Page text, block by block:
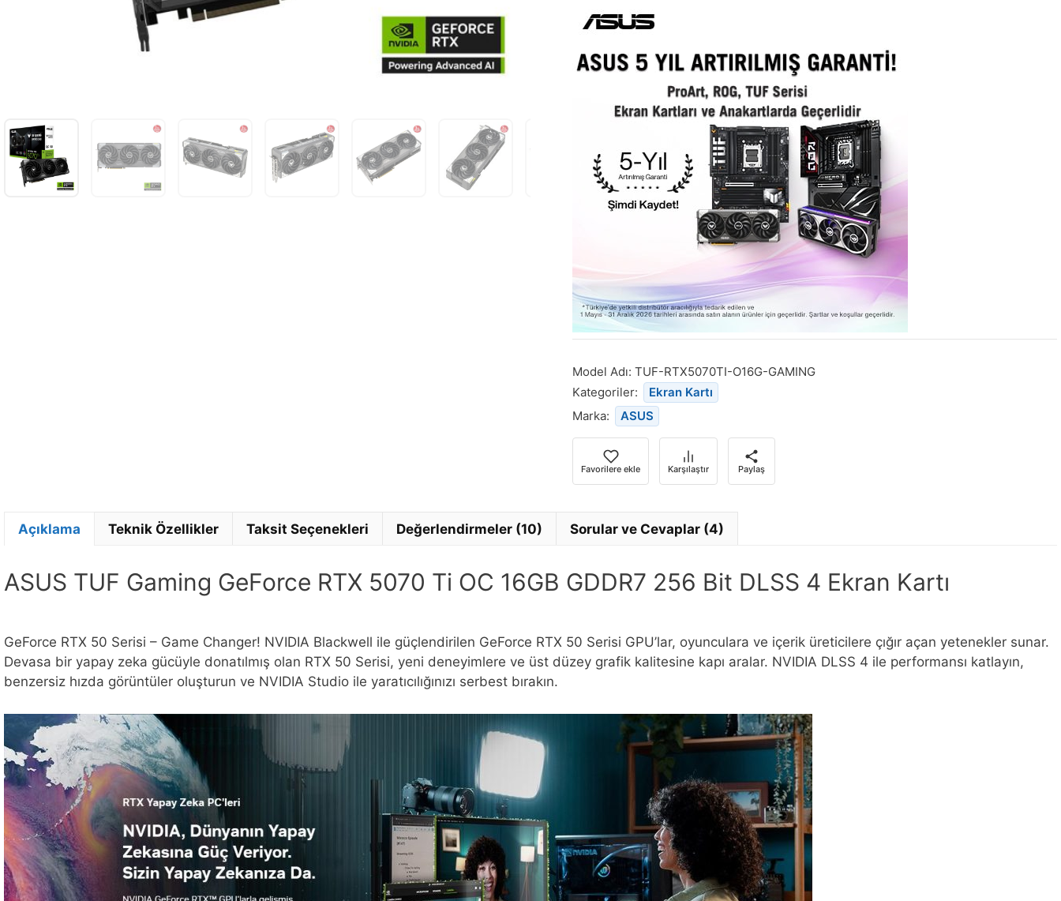
stoğa
bildirim
almak
adresinizi
girin.
Model Adı:TUF-RTX5070TI-O16G-GAMING
Kategoriler:
Ekran Kartı
Marka:
ASUS
Favorilere ekle Karşılaştır Paylaş
Açıklama Teknik Özellikler Taksit Seçenekleri Değerlendirmeler (10) Sorular ve Cevaplar (4)
ASUS TUF Gaming GeForce RTX 5070 Ti OC 16GB GDDR7 256 Bit DLSS 4 Ekran Kartı
GeForce RTX 50 Serisi – Game Changer! NVIDIA Blackwell ile güçlendirilen GeForce RTX 50 Serisi GPU’lar, oyunculara ve içerik üreticilere çığır açan yetenekler sunar.
Devasa bir yapay zeka gücüyle donatılmış olan RTX 50 Serisi, yeni deneyimlere ve üst düzey grafik kalitesine kapı aralar. NVIDIA DLSS 4 ile performansı katlayın,
benzersiz hızda görüntüler oluşturun ve NVIDIA Studio ile yaratıcılığınızı serbest bırakın.